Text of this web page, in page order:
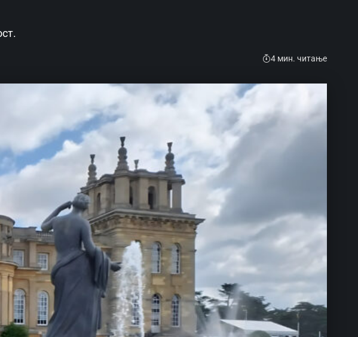
4 мин. читање